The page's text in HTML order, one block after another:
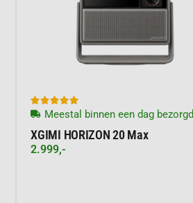

Meestal binnen een dag bezorgd
XGIMI HORIZON 20 Max
2.999,-